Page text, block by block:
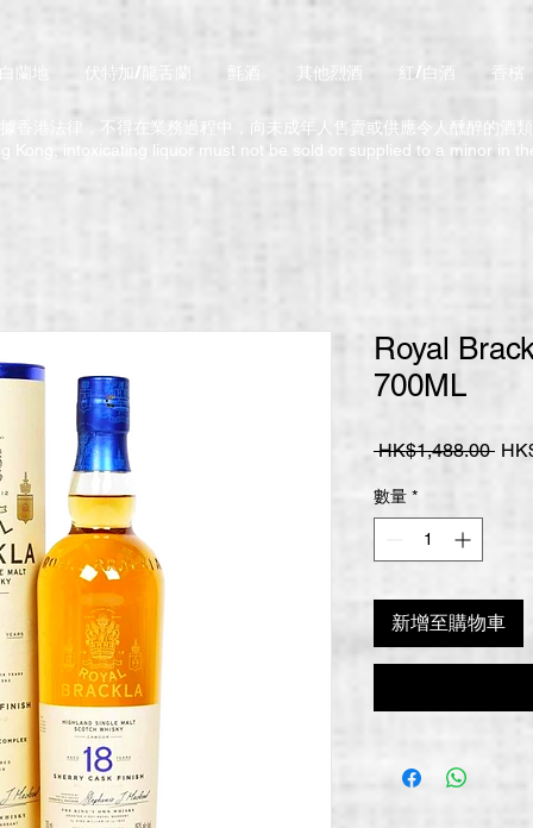
蘭地 伏特加/龍舌蘭 氈酒 其他烈酒 紅/白酒 香檳
香港法律，不得在業務過程中，向未成年人售賣或供應令人醺醉的酒
Kong, intoxicating liquor must not be sold or supplied to a minor in
Royal
700ML
HK$1,488.00 一
數量 *
新增至購物車